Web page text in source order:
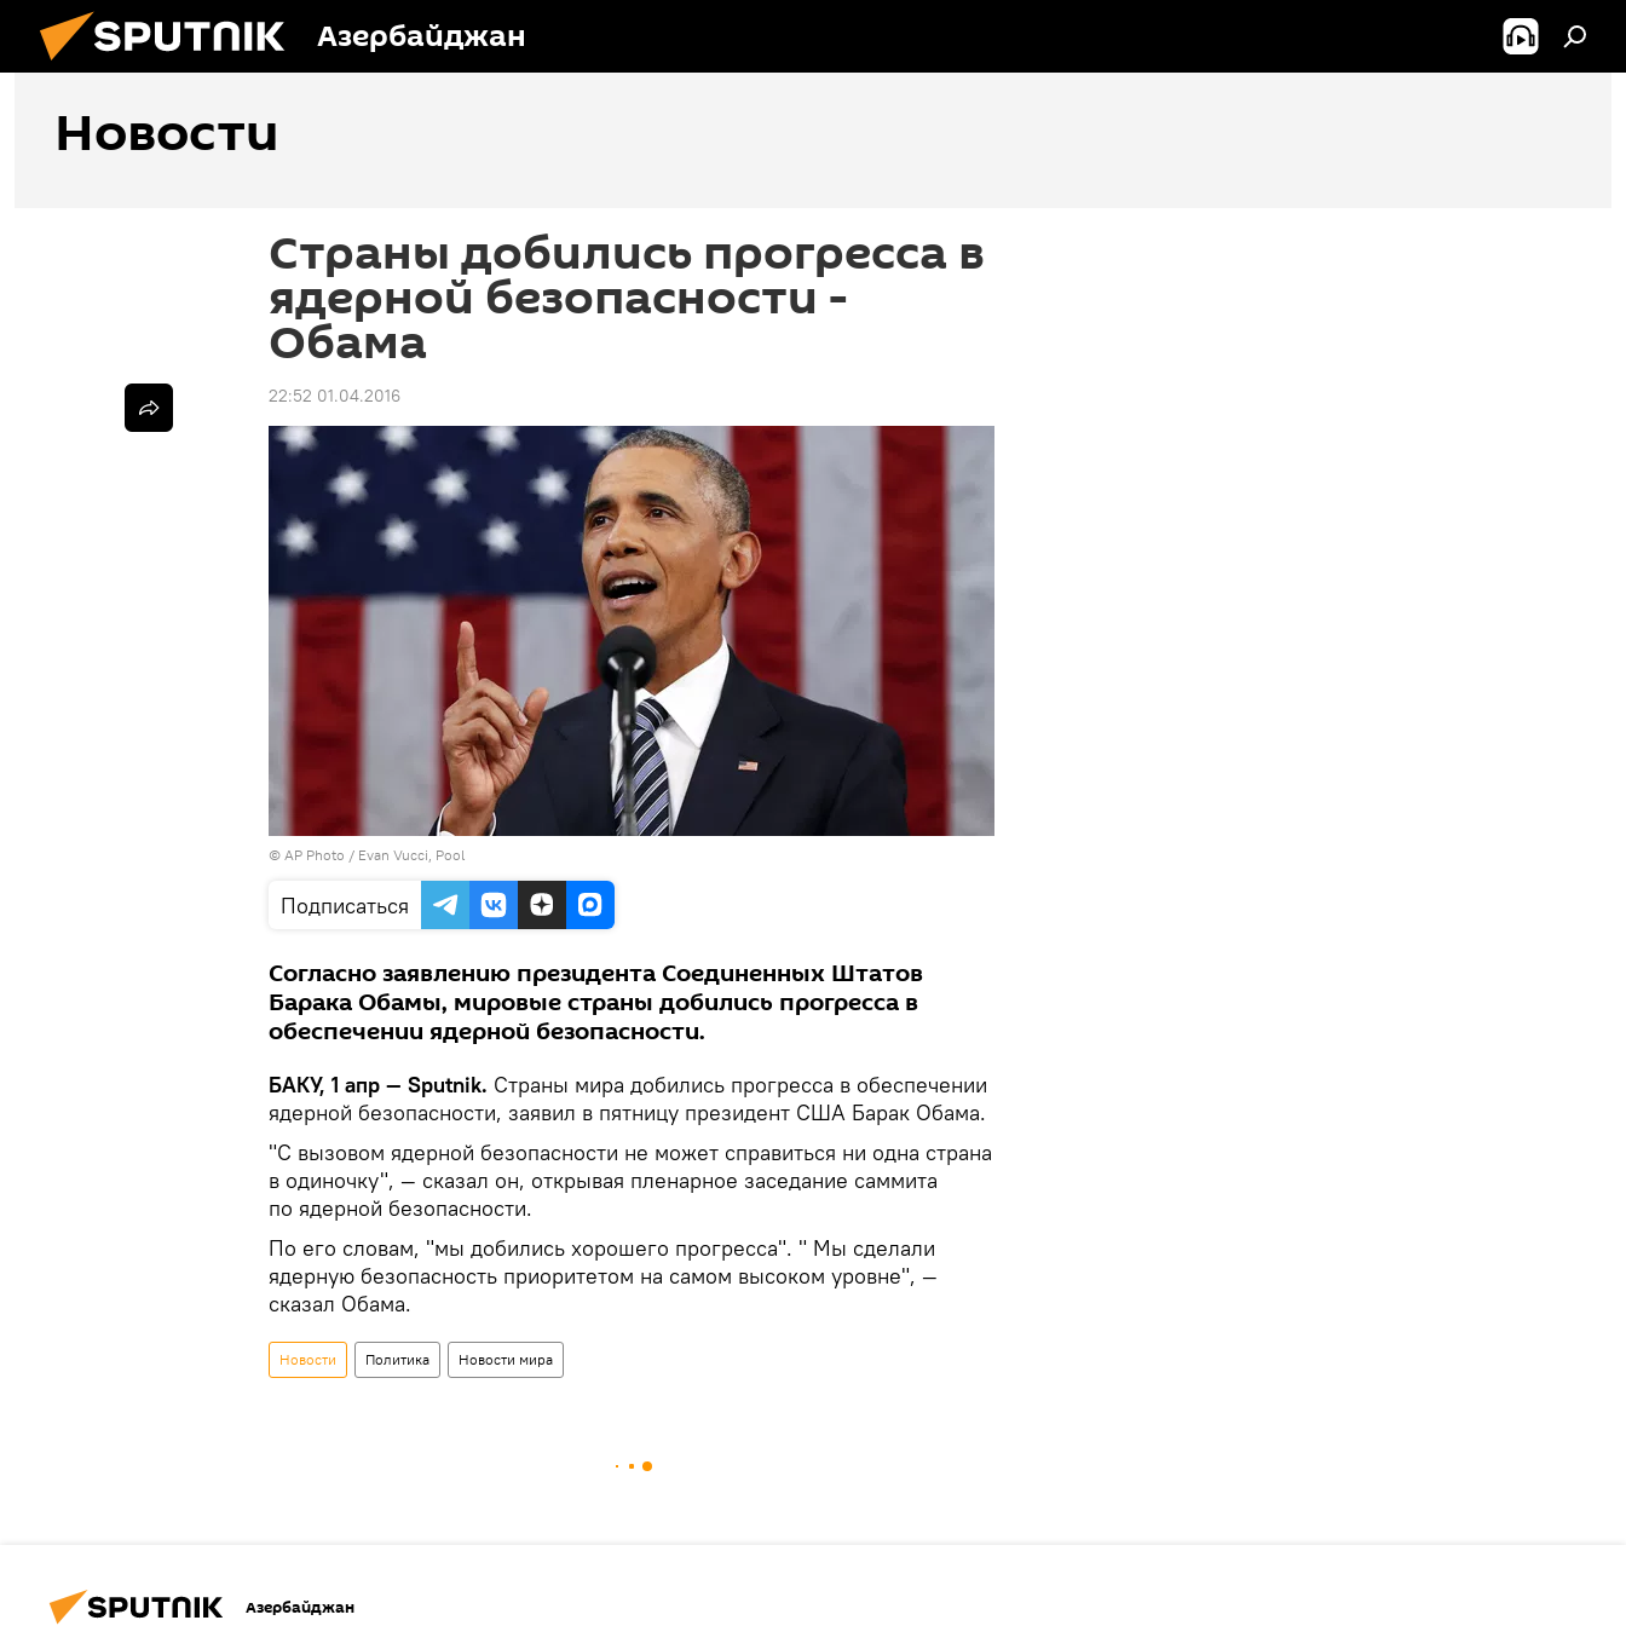
Азербайджан
Новости
Страны добились прогресса в
ядерной безопасности -
Обама
22:52 01.04.2016
© AP Photo / Evan Vucci, Pool
Подписаться
Согласно заявлению президента Соединенных Штатов
Барака Обамы, мировые страны добились прогресса в
обеспечении ядерной безопасности.
БАКУ, 1 апр — Sputnik. Страны мира добились прогресса в обеспечении
ядерной безопасности, заявил в пятницу президент США Барак Обама.
"С вызовом ядерной безопасности не может справиться ни одна страна
в одиночку", — сказал он, открывая пленарное заседание саммита
по ядерной безопасности.
По его словам, "мы добились хорошего прогресса". " Мы сделали
ядерную безопасность приоритетом на самом высоком уровне", —
сказал Обама.
Новости Политика Новости мира
Азербайджан